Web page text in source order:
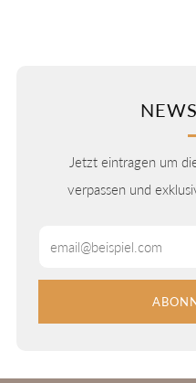
Jetzt eintragen um
verpassen und